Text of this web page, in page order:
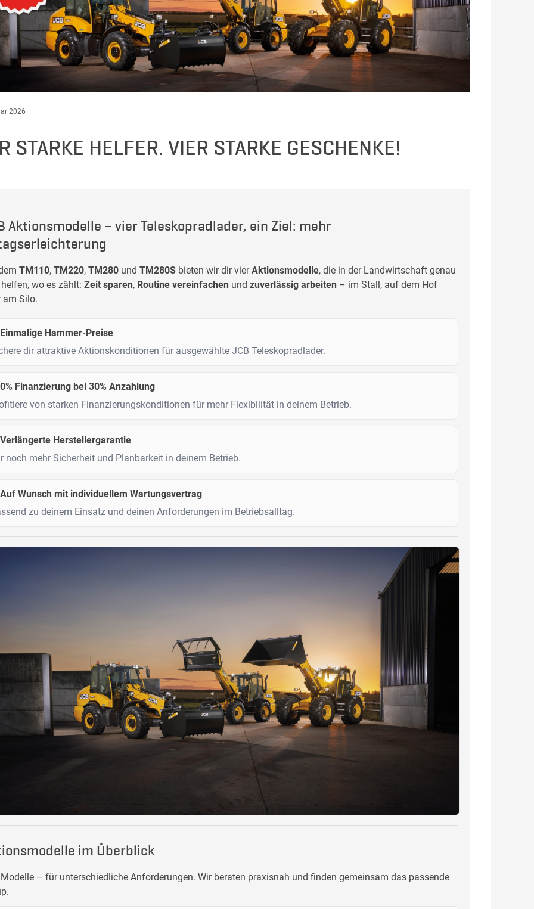
2026
STARKE HELFER. VIER STARKE GESCHENKE!
Aktionsmodelle – vier Teleskopradlader, ein Ziel: mehr
TM110,TM220,TM280 undTM280S bieten wir dir vierAktionsmodelle, die in der Landwirtschaft genau
wo es zählt:Zeit sparen, Routine vereinfachen undzuverlässig arbeiten – im Stall, auf dem Hof
am Silo.
Hammer-Preise
dir attraktive Aktionskonditionen für ausgewählte JCB Teleskopradlader.
Finanzierung bei 30% Anzahlung
von starken Finanzierungskonditionen für mehr Flexibilität in deinem Betrieb.
Herstellergarantie
noch mehr Sicherheit und Planbarkeit in deinem Betrieb.
Wunsch mit individuellem Wartungsvertrag
zu deinem Einsatz und deinen Anforderungen im Betriebsalltag.
im Überblick
– für unterschiedliche Anforderungen. Wir beraten praxisnah und finden gemeinsam das passende